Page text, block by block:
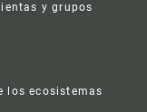
y grupos
los ecosistemas